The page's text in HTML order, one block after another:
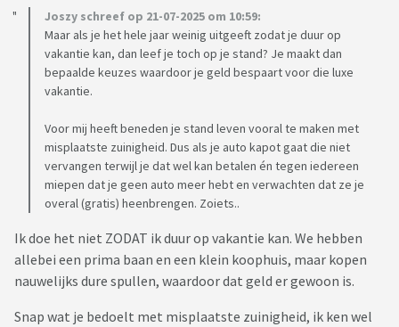
Joszy schreef op 21-07-2025 om 10:59:
Maar als je het hele jaar weinig uitgeeft zodat je duur op
vakantie kan, dan leef je toch op je stand? Je maakt dan
bepaalde keuzes waardoor je geld bespaart voor die luxe
vakantie.
Voor mij heeft beneden je stand leven vooral te maken met
misplaatste zuinigheid. Dus als je auto kapot gaat die niet
vervangen terwijl je dat wel kan betalen én tegen iedereen
miepen dat je geen auto meer hebt en verwachten dat ze je
overal (gratis) heenbrengen. Zoiets..
Ik doe het niet ZODAT ik duur op vakantie kan. We hebben
allebei een prima baan en een klein koophuis, maar kopen
nauwelijks dure spullen, waardoor dat geld er gewoon is.
Snap wat je bedoelt met misplaatste zuinigheid, ik ken wel